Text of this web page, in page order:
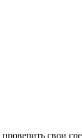
свои